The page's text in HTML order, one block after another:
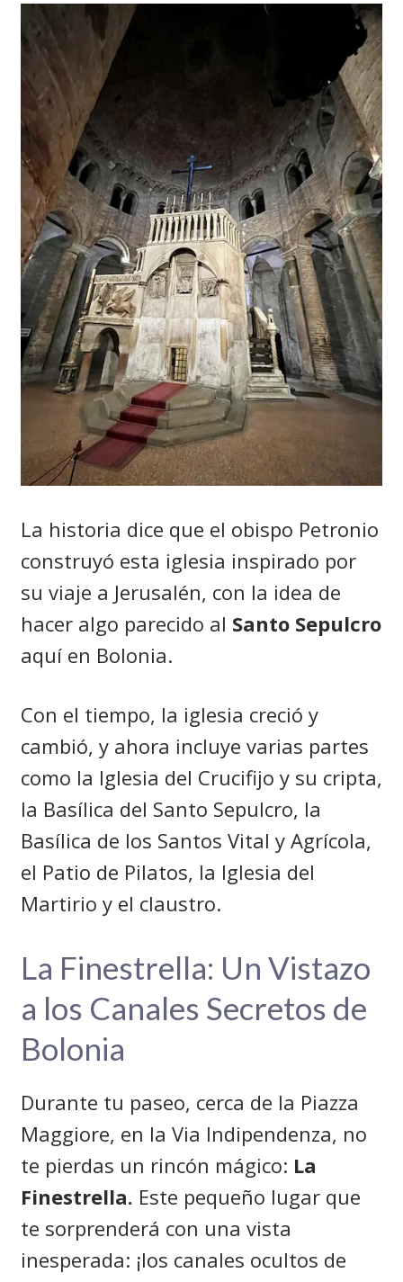
La historia dice que el obispo Petronio
construyó esta iglesia inspirado por
su viaje a Jerusalén, con la idea de
hacer algo parecido al Santo Sepulcro
aquí en Bolonia.
Con el tiempo, la iglesia creció y
cambió, y ahora incluye varias partes
como la Iglesia del Crucifijo y su cripta,
la Basílica del Santo Sepulcro, la
Basílica de los Santos Vital y Agrícola,
el Patio de Pilatos, la Iglesia del
Martirio y el claustro.
La Finestrella: Un Vistazo
a los Canales Secretos de
Bolonia
Durante tu paseo, cerca de la Piazza
Maggiore, en la Via Indipendenza, no
te pierdas un rincón mágico: La
Finestrella. Este pequeño lugar que
te sorprenderá con una vista
inesperada: ¡los canales ocultos de